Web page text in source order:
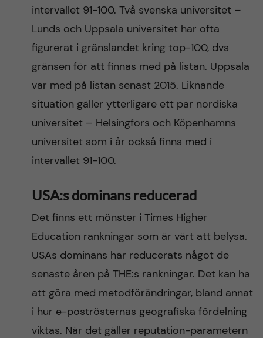
intervallet 91-100. Två svenska universitet –
Lunds och Uppsala universitet har ofta
figurerat i gränslandet kring top-100, dvs
gränsen för att finnas med på listan. Uppsala
var med på listan senast 2015. Liknande
situation gäller ytterligare ett par nordiska
universitet – Helsingfors och Köpenhamns
universitet som i år också finns med i
intervallet 91-100.
USA:s dominans reducerad
Det finns ett mönster i Times Higher
Education rankningar som är värt att belysa.
USAs dominans har reducerats något de
senaste åren på THE:s rankningar. Det kan ha
att göra med metodförändringar, bland annat
i hur e-poströsternas geografiska fördelning
viktas. När det gäller reputation-parametern